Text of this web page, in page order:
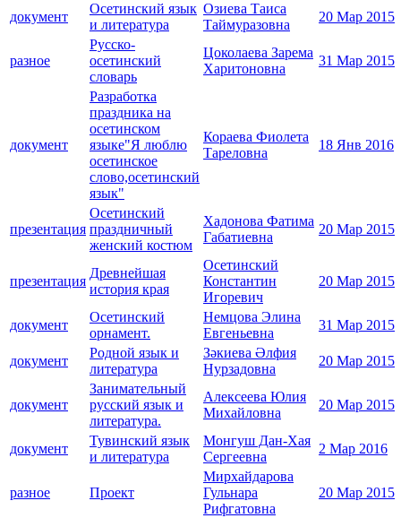
документ
Осетинский язык
и литература
Озиева Таиса
Таймуразовна
20 Мар 2015
разное
Русско-
осетинский
словарь
Цоколаева Зарема
Харитоновна
31 Мар 2015
документ
Разработка
праздника на
осетинском
языке"Я люблю
осетинское
слово,осетинский
язык"
Кораева Фиолета
Тареловна
18 Янв 2016
презентация
Осетинский
праздничный
женский костюм
Хадонова Фатима
Габатиевна
20 Мар 2015
презентация
Древнейшая
история края
Осетинский
Константин
Игоревич
20 Мар 2015
документ
Осетинский
орнамент.
Немцова Элина
Евгеньевна
31 Мар 2015
документ
Родной язык и
литература
Зәкиева Әлфия
Нурзадовна
20 Мар 2015
документ
Занимательный
русский язык и
литература.
Алексеева Юлия
Михайловна
20 Мар 2015
документ
Тувинский язык
и литература
Монгуш Дан-Хая
Сергеевна
2 Мар 2016
разное Проект
Мирхайдарова
Гульнара
Рифгатовна
20 Мар 2015